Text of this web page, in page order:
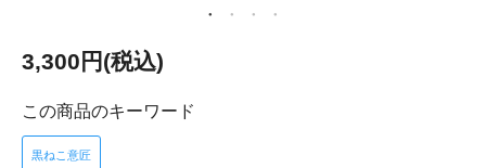
3,300円(税込)
この商品のキーワード
黒ねこ意匠